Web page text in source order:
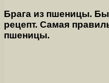
Брага из пшеницы.
рецепт. Самая
пшеницы.